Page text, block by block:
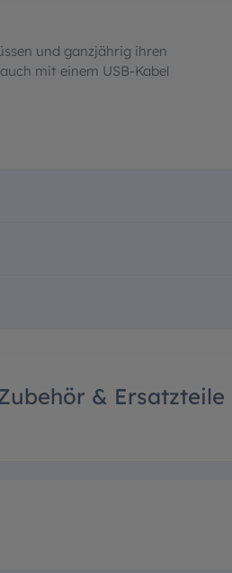
und ganzjährig ihren
mit einem USB-Kabel
& Ersatzteile